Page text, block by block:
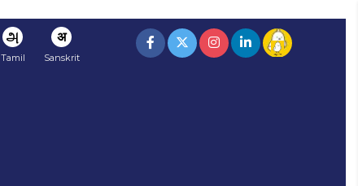
அ
Tamil
अ
Sanskrit